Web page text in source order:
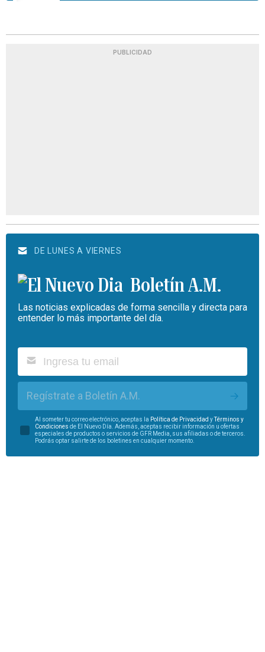
PUBLICIDAD
DE LUNES A VIERNES
Boletín A.M.
Las noticias explicadas de forma sencilla y directa para
entender lo más importante del día.
Regístrate a Boletín A.M.
Al someter tu correo electrónico, aceptas la Política de Privacidad yTérminos y
Condiciones de El Nuevo Día. Además, aceptas recibir información u ofertas
especiales de productos o servicios de GFR Media, sus afiliadas o de terceros.
Podrás optar salirte de los boletines en cualquier momento.